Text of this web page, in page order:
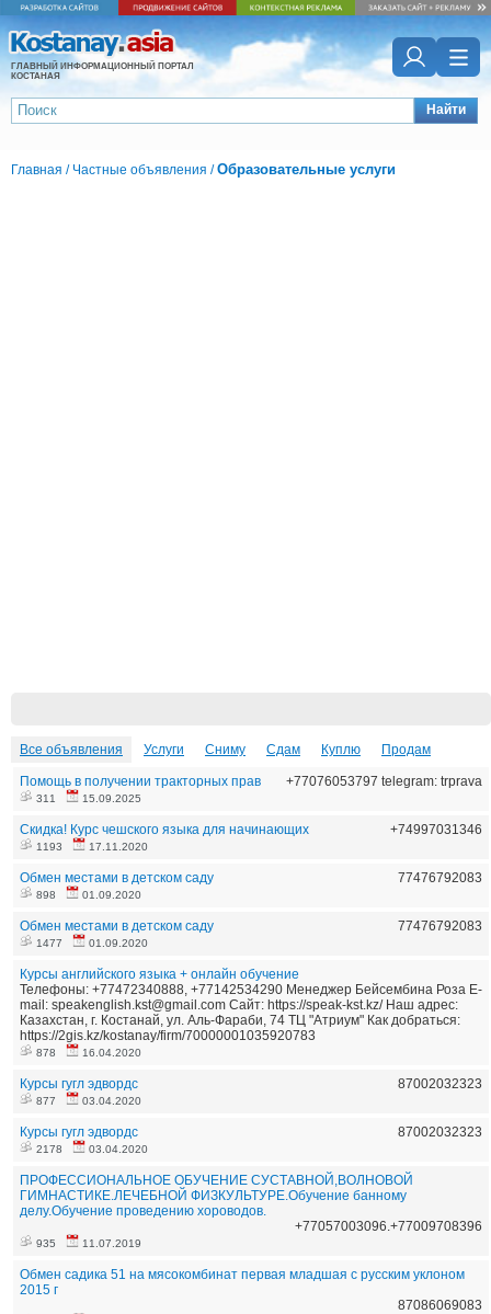
ГЛАВНЫЙ ИНФОРМАЦИОННЫЙ ПОРТАЛ
КОСТАНАЯ
Найти
Главная / Частные объявления /Образовательные услуги
Все объявления Услуги Сниму Сдам Куплю Продам
Помощь в получении тракторных прав +77076053797 telegram: trprava
311 15.09.2025
Скидка! Курс чешского языка для начинающих +74997031346
1193 17.11.2020
Обмен местами в детском саду 77476792083
898 01.09.2020
Обмен местами в детском саду 77476792083
1477 01.09.2020
Курсы английского языка + онлайн обучение
Телефоны: +77472340888, +77142534290 Менеджер Бейсембина Роза E-
mail: speakenglish.kst@gmail.com Сайт: https://speak-kst.kz/ Наш адрес:
Казахстан, г. Костанай, ул. Аль-Фараби, 74 ТЦ "Атриум" Как добраться:
https://2gis.kz/kostanay/firm/70000001035920783
878 16.04.2020
Курсы гугл эдвордс 87002032323
877 03.04.2020
Курсы гугл эдвордс 87002032323
2178 03.04.2020
ПРОФЕССИОНАЛЬНОЕ ОБУЧЕНИЕ СУСТАВНОЙ,ВОЛНОВОЙ
ГИМНАСТИКЕ.ЛЕЧЕБНОЙ ФИЗКУЛЬТУРЕ.Обучение банному
делу.Обучение проведению хороводов.
+77057003096.+77009708396
935 11.07.2019
Обмен садика 51 на мясокомбинат первая младшая с русским уклоном
2015 г
87086069083